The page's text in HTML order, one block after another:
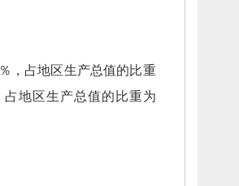
％， 占地区生产总值的比重
占地区生产总值的比重为